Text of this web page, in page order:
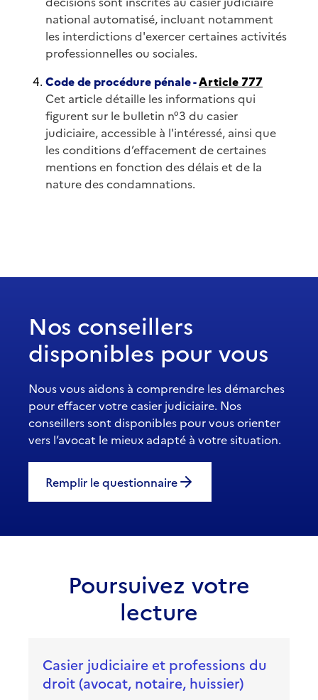
national automatisé, incluant notamment
les interdictions d'exercer certaines activités
professionnelles ou sociales.
Code de procédure pénale -Article 777
Cet article détaille les informations qui
figurent sur le bulletin n°3 du casier
judiciaire, accessible à l'intéressé, ainsi que
les conditions d’effacement de certaines
mentions en fonction des délais et de la
nature des condamnations.
Nos conseillers
disponibles pour vous
Nous vous aidons à comprendre les démarches
pour effacer votre casier judiciaire. Nos
conseillers sont disponibles pour vous orienter
vers l’avocat le mieux adapté à votre situation.
Remplir le questionnaire
Poursuivez votre
lecture
Casier judiciaire et professions du
droit (avocat, notaire, huissier)